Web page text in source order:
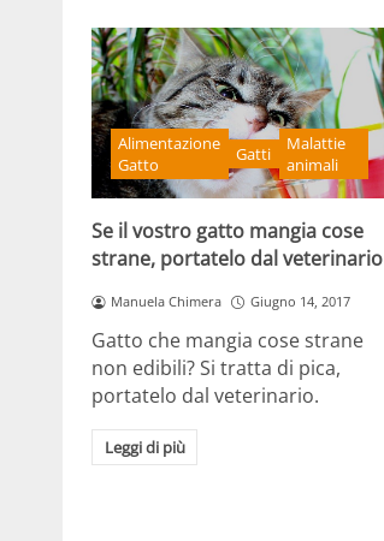
Alimentazione
Gatto
Gatti
Malattie
animali
Se il vostro gatto mangia cose
strane, portatelo dal veterinario
Manuela Chimera Giugno 14, 2017
Gatto che mangia cose strane
non edibili? Si tratta di pica,
portatelo dal veterinario.
Leggi di più